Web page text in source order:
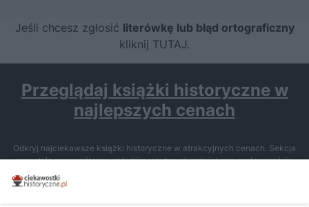
Jeśli chcesz zgłosić literówkę lub błąd ortograficzny
kliknij TUTAJ.
Przeglądaj książki historyczne w
najlepszych cenach
Odkryj najciekawsze książki historyczne w atrakcyjnych cenach. Sekcja
powstała we współpracy z Lubimyczytac.pl, największą społecznością
miłośników literatury w Polsce – dzięki temu możesz wybierać spośród
tytułów najwyżej ocenianych przez czytelników.